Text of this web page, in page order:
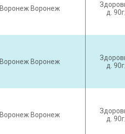
Воронеж Воронеж
д.
Воронеж Воронеж
д.
Воронеж Воронеж
д.